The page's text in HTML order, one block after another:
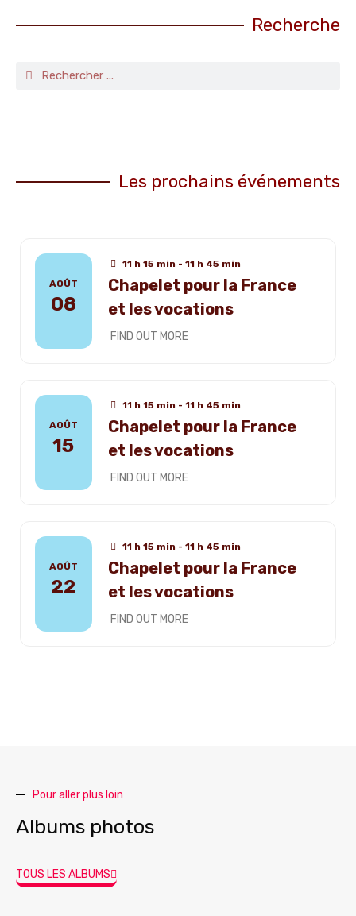
Recherche
Les prochains événements
AOÛT
08
11 h 15 min - 11 h 45 min
Chapelet pour la France
et les vocations
FIND OUT MORE
AOÛT
15
11 h 15 min - 11 h 45 min
Chapelet pour la France
et les vocations
FIND OUT MORE
AOÛT
22
11 h 15 min - 11 h 45 min
Chapelet pour la France
et les vocations
FIND OUT MORE
Pour aller plus loin
Albums photos
TOUS LES ALBUMS